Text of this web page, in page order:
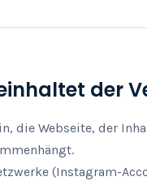
der
die Webseite, der
(Instagram-